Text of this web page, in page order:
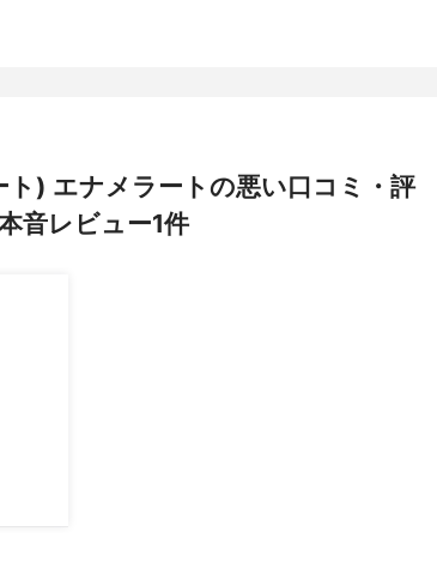
) エナメラートの悪い口コミ・評
音レビュー1件